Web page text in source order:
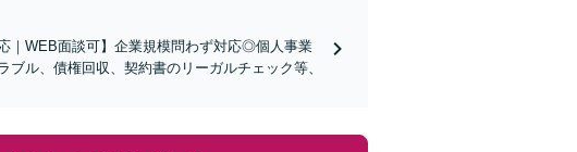
｜WEB面談可】企業規模問わず対応◎個人事業
ル、債権回収、契約書のリーガルチェック等、